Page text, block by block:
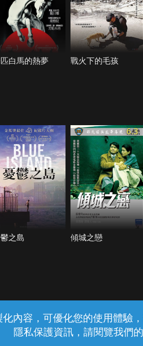
內容，可優化您的使用體驗
隱私保護資訊，請閱覽我們的
白馬的熱夢 戰火下的毛孩
之島
6.3
傾城之戀
線上客服
中華電信股份有限公司個人家庭